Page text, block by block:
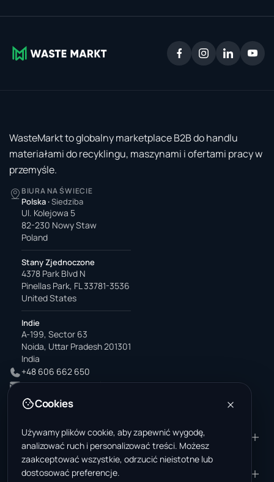
WasteMarkt to globalny marketplace B2B do handlu
materiałami do recyklingu, maszynami i ofertami pracy w
przemyśle.
BIURA NA ŚWIECIE
Polska ·Siedziba
Ul. Kolejowa 5
82-230 Nowy Staw
Poland
Stany Zjednoczone
4378 Park Blvd N
Pinellas Park, FL 33781-3536
United States
Indie
A-199, Sector 63
Noida, Uttar Pradesh 201301
India
+48 606 662 650
support@wastemarkt.com
office@wastemarkt.com
PRODUKT
Marketplace
Materiały — sprzedaż
ZASOBY
Akademia dostawcy
FIRMA
Cookies
Używamy plików cookie, aby zapewnić wygodę,
analizować ruch i personalizować treści. Możesz
zaakceptować wszystkie, odrzucić nieistotne lub
dostosować preferencje.